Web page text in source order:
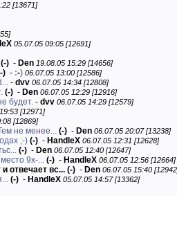
[13671]
05.07.05 09:05 [12691]
(-) - Den 19.08.05 15:29 [14656]
) - :-) 06.07.05 13:00 [12586]
- dvv 06.07.05 14:34 [12808]
(-) - Den 06.07.05 12:29 [12916]
будет. - dvv 06.07.05 14:29 [12579]
[12971]
[12869]
не менее... (-) - Den 06.07.05 20:07 [13238]
;-) (-) - HandleX 06.07.05 12:31 [12628]
(-) - Den 06.07.05 12:40 [12647]
9х-... (-) - HandleX 06.07.05 12:56 [12664]
отвечает вс... (-) - Den 06.07.05 15:40
(-) - HandleX 05.07.05 14:57 [13362]